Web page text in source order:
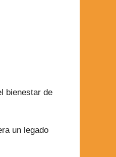
bienestar de
un legado